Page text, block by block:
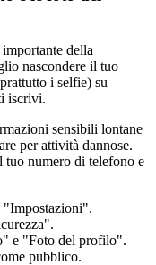
della
nascondere il tuo
i selfie) su
iscrivi.
sensibili lontane
per attività dannose.
tuo numero di telefono e
"Impostazioni".
e "Foto del profilo".
pubblico.